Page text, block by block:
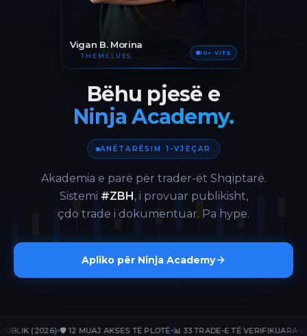
Vigan B. Morina
THEMELUES 10+ VITE
Bëhu pjesë e
Ninja Academy.
ANËTARËSIM 1-VJEÇAR
Akademia e parë për trader-ët Shqiptarë.
Sistemi #ZBH, i provuar publikisht,
çdo trade i dokumentuar. Pa hype.
Apliko për Ninja Academy
(2026) 🛡️ 12 MUAJ AKSES TË PLOTË 📊 33 TRADE-E TË VERIFIKUARA 📈